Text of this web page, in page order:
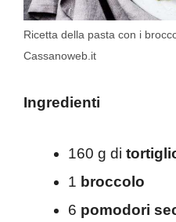
Ricetta della pasta con i
Cassanoweb.it
Ingredienti
160 g di
1 broccolo
6 pomodori